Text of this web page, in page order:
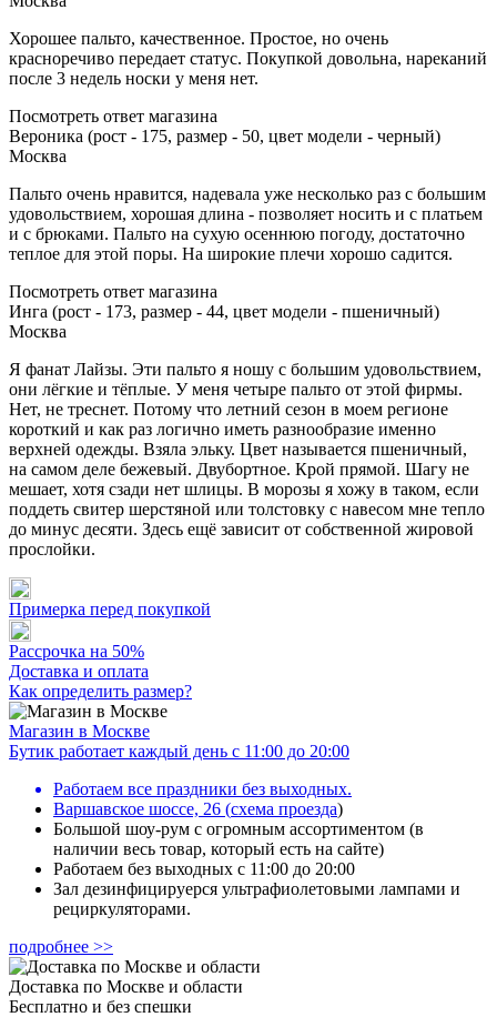
Хорошее пальто, качественное. Простое, но очень
красноречиво передает статус. Покупкой довольна, нареканий
после 3 недель носки у меня нет.
Посмотреть ответ магазина
Вероника (рост - 175, размер - 50, цвет модели - черный)
Москва
Пальто очень нравится, надевала уже несколько раз с большим
удовольствием, хорошая длина - позволяет носить и с платьем
и с брюками. Пальто на сухую осеннюю погоду, достаточно
теплое для этой поры. На широкие плечи хорошо садится.
Посмотреть ответ магазина
Инга (рост - 173, размер - 44, цвет модели - пшеничный)
Москва
Я фанат Лайзы. Эти пальто я ношу с большим удовольствием,
они лёгкие и тёплые. У меня четыре пальто от этой фирмы.
Нет, не треснет. Потому что летний сезон в моем регионе
короткий и как раз логично иметь разнообразие именно
верхней одежды. Взяла эльку. Цвет называется пшеничный,
на самом деле бежевый. Двубортное. Крой прямой. Шагу не
мешает, хотя сзади нет шлицы. В морозы я хожу в таком, если
поддеть свитер шерстяной или толстовку с навесом мне тепло
до минус десяти. Здесь ещё зависит от собственной жировой
прослойки.
Примерка перед покупкой
Рассрочка на 50%
Доставка и оплата
Как определить размер?
Магазин в Москве
Бутик работает каждый день с 11:00 до 20:00
Работаем все праздники без выходных.
Варшавское шоссе, 26 (схема проезда)
Большой шоу-рум с огромным ассортиментом (в
наличии весь товар, который есть на сайте)
Работаем без выходных с 11:00 до 20:00
Зал дезинфицируерся ультрафиолетовыми лампами и
рециркуляторами.
подробнее >>
Доставка по Москве и области
Бесплатно и без спешки